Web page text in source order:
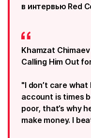
в интервью Red
Khamzat
Calling Him Out
"I don’t care
account is times
poor, that’s why
make money. I